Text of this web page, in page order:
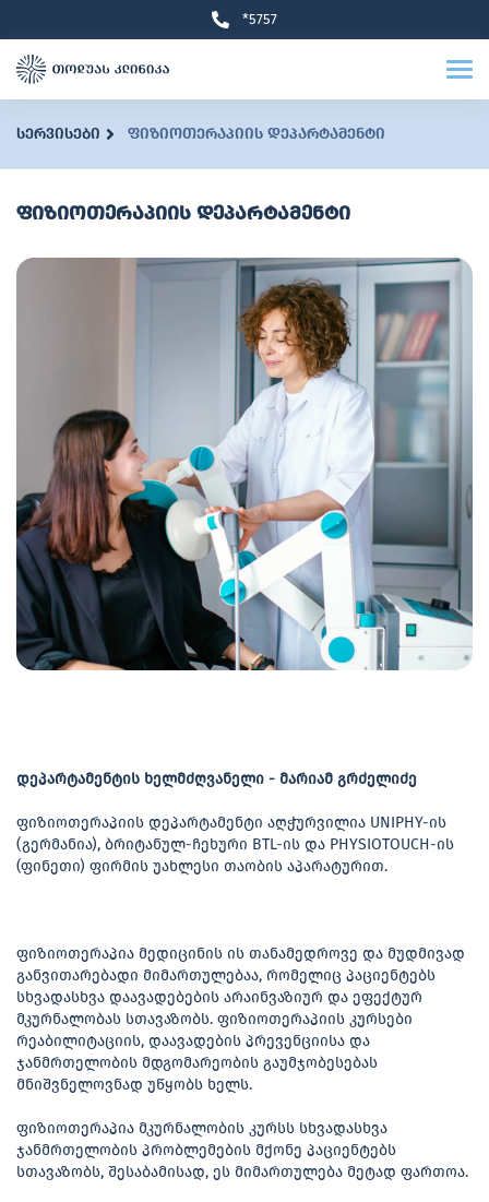
*5757
სერვისები ფიზიოთერაპიის დეპარტამენტი
ფიზიოთერაპიის დეპარტამენტი
დეპარტამენტის ხელმძღვანელი - მარიამ გრძელიძე
ფიზიოთერაპიის დეპარტამენტი აღჭურვილია UNIPHY-ის
(გერმანია), ბრიტანულ-ჩეხური BTL-ის და PHYSIOTOUCH-ის
(ფინეთი) ფირმის უახლესი თაობის აპარატურით.
ფიზიოთერაპია მედიცინის ის თანამედროვე და მუდმივად
განვითარებადი მიმართულებაა, რომელიც პაციენტებს
სხვადასხვა დაავადებების არაინვაზიურ და ეფექტურ
მკურნალობას სთავაზობს. ფიზიოთერაპიის კურსები
რეაბილიტაციის, დაავადების პრევენციისა და
ჯანმრთელობის მდგომარეობის გაუმჯობესებას
მნიშვნელოვნად უწყობს ხელს.
ფიზიოთერაპია მკურნალობის კურსს სხვადასხვა
ჯანმრთელობის პრობლემების მქონე პაციენტებს
სთავაზობს, შესაბამისად, ეს მიმართულება მეტად ფართოა.